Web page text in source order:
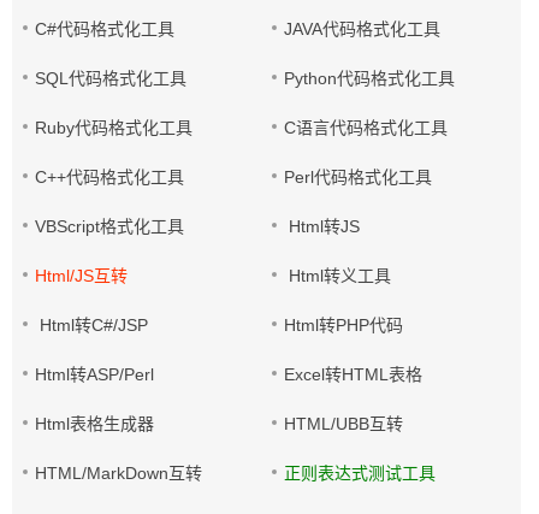
C#代码格式化工具 JAVA代码格式化工具
SQL代码格式化工具 Python代码格式化工具
Ruby代码格式化工具 C语言代码格式化工具
C++代码格式化工具 Perl代码格式化工具
VBScript格式化工具 Html转JS
Html/JS互转 Html转义工具
Html转C#/JSP Html转PHP代码
Html转ASP/Perl Excel转HTML表格
Html表格生成器 HTML/UBB互转
HTML/MarkDown互转 正则表达式测试工具